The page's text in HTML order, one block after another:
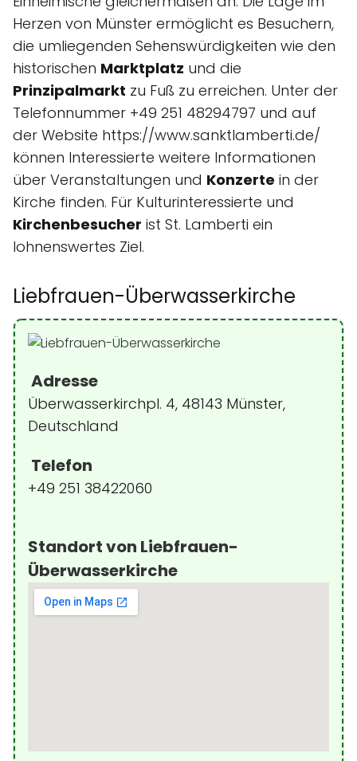
Herzen von Münster ermöglicht es Besuchern,
die umliegenden Sehenswürdigkeiten wie den
historischen Marktplatz und die
Prinzipalmarkt zu Fuß zu erreichen. Unter der
Telefonnummer +49 251 48294797 und auf
der Website https://www.sanktlamberti.de/
können Interessierte weitere Informationen
über Veranstaltungen und Konzerte in der
Kirche finden. Für Kulturinteressierte und
Kirchenbesucher ist St. Lamberti ein
lohnenswertes Ziel.
Liebfrauen-Überwasserkirche
Adresse
Überwasserkirchpl. 4, 48143 Münster,
Deutschland
Telefon
+49 251 38422060
Standort von Liebfrauen-
Überwasserkirche